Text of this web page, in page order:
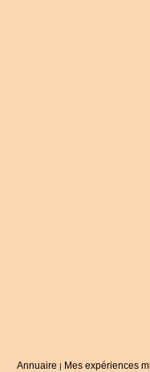
Annuaire | Mes expériences